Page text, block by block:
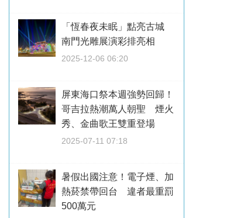
「恆春夜未眠」點亮古城
南門光雕展演彩排亮相
2025-12-06 06:20
屏東海口祭本週強勢回歸！
哥吉拉熱潮萬人朝聖 煙火
秀、金曲歌王雙重登場
2025-07-11 07:18
暑假出國注意！電子煙、加
熱菸禁帶回台 違者最重罰
500萬元